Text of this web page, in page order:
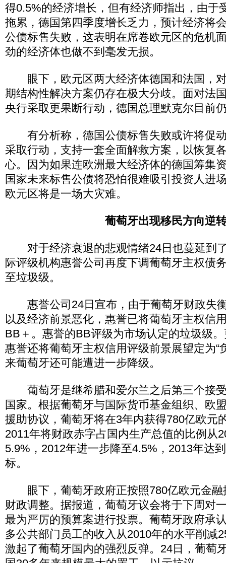
得0.5%的经济增长，但有经济师指出，由于
拖累，德国第四季度增长乏力，预计经济将
公债标售失败，这表明在席卷欧元区的危机
劲的经济体也做不到毫发无损。
眼下，欧元区两大经济体德国和法国，
期结构性解决方案仍存在极大分歧。面对法
央行采取更果断行动，德国总理默克尔目前
有分析称，德国公债标售失败或许将促
采取行动，支持一套全面解救方案，以恢复
心。因为如果连欧洲最大经济体的德国筹集
国家未来标售公债将恐怕很难吸引投资人进
欧元区将是一场大灾难。
葡萄牙出现移民方向逆
对于经济衰退的悲观情绪24日也蔓延到
际评级机构惠誉公司再度下调葡萄牙主权债
至垃圾级。
惠誉公司24日宣布，由于葡萄牙财政失
以及经济前景恶化，惠誉已将葡萄牙主权信
BB＋。惠誉的BB评级为市场认定的垃圾级
惠誉还将葡萄牙主权信用评级前景展望定为“
来葡萄牙还可能遭进一步降级。
葡萄牙是继希腊和爱尔兰之后第三个接
国家。根据葡萄牙与国际货币基金组织、欧
援助协议，葡萄牙将在3年内获得780亿欧元
2011年将财政赤字占国内生产总值的比例从
5.9%，2012年进一步降至4.5%，2013年达
标。
眼下，葡萄牙政府正按照780亿欧元金融
财政调整。据报道，葡萄牙议会将于下周对
最为严厉的预算案进行投票。葡萄牙政府承
多公共部门员工的收入从2010年的水平削减
激起了葡萄牙国内的强烈反弹。24日，葡萄